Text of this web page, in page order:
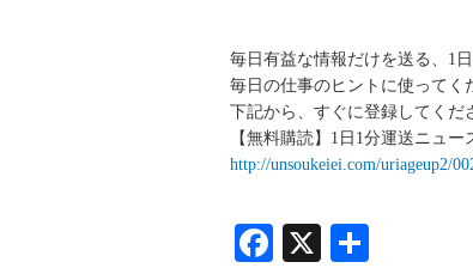
毎日有益な情報だけを送る、1
毎日の仕事のヒントに使ってく
下記から、すぐに登録してくだ
【無料購読】1日1分運送ニュー
http://unsoukeiei.com/uriageup2/
Facebook
X